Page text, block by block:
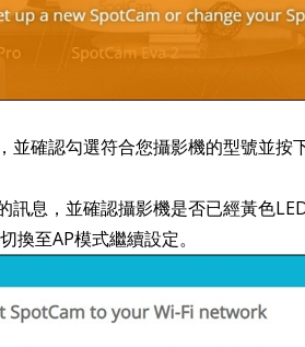
確認勾選符合您攝影機的型號並按下
訊息，並確認攝影機是否已經黃色
換至AP模式繼續設定。